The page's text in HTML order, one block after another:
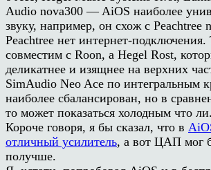
Audio nova300 — AiOS наиболее
звуку, например, он схож с Peachtree
Peachtree нет интернет-
совместим с Roon, а Hegel Rost,
деликатнее и изящнее на верхних
SimAudio Neo Ace по интегральным
наиболее сбалансирован, но в
то может показаться холодным что ли.
Короче говоря, я бы сказал, что в
отличный усилитель, а вот ЦАП мог
получше.